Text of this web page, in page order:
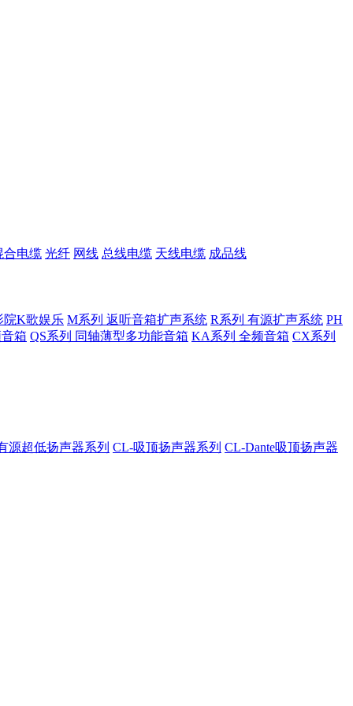
合电缆 光纤 网线 总线电缆 天线电缆 成品线
院K歌娱乐 M系列 返听音箱扩声系统 R系列 有源扩声系统 PH
箱 QS系列 同轴薄型多功能音箱 KA系列 全频音箱 CX系列
源超低扬声器系列 CL-吸顶扬声器系列 CL-Dante吸顶扬声器